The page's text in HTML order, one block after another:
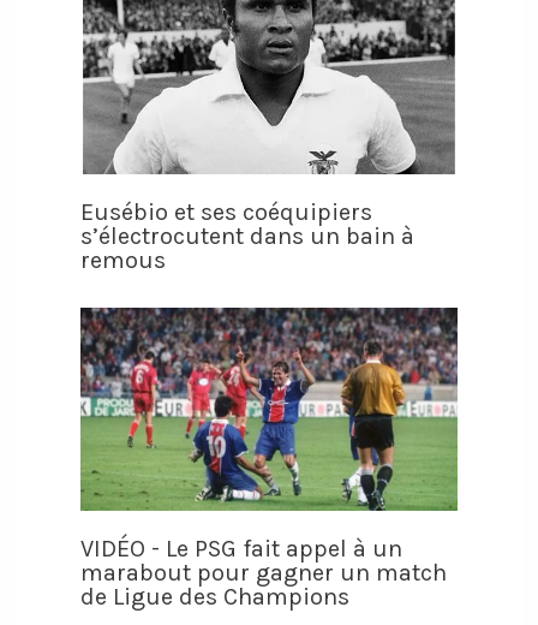
Eusébio et ses coéquipiers
s’électrocutent dans un bain à
remous
VIDÉO - Le PSG fait appel à un
marabout pour gagner un match
de Ligue des Champions